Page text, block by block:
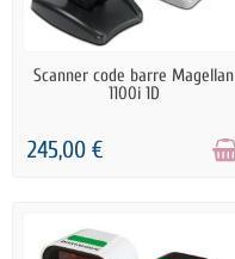
RUPTURE DE STOCK
Scanner code barre Magellan
1100i 1D
245,00 €